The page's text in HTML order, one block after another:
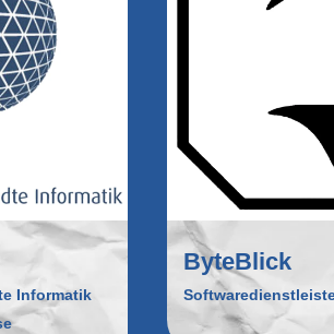
Informatik
ByteBlick